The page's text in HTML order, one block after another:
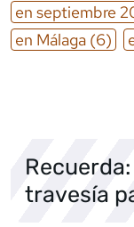
en septiembre
en Málaga (6)
travesía